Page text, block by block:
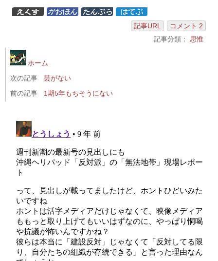
記事URL
コメント 2
記事分類： 思惟
ホーム
次の記事
芸がない
前の記事
1期5年もちそうにない